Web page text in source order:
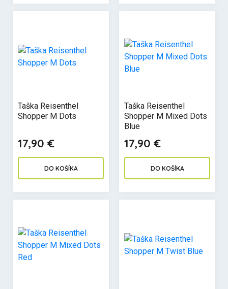
Taška Reisenthel
Shopper M Dots
17,90 €
DO KOŠÍKA
Taška Reisenthel
Shopper M Mixed Dots
Blue
17,90 €
DO KOŠÍKA